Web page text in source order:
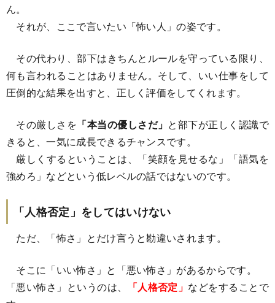
ん。
それが、ここで言いたい「怖い人」の姿です。
その代わり、部下はきちんとルールを守っている限り、
何も言われることはありません。そして、いい仕事をして
圧倒的な結果を出すと、正しく評価をしてくれます。
その厳しさを 「本当の優しさだ」 と部下が正しく認識で
きると、一気に成長できるチャンスです。
厳しくするということは、「笑顔を見せるな」「語気を
強めろ」などという低レベルの話ではないのです。
「人格否定」をしてはいけない
ただ、「怖さ」とだけ言うと勘違いされます。
そこに「いい怖さ」と「悪い怖さ」があるからです。
「悪い怖さ」というのは、
「人格否定」 などをすることで